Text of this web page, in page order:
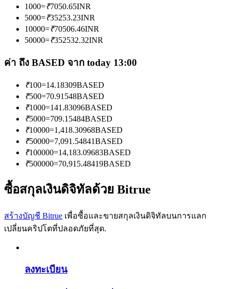
การวิเคราะห์ข้อมูลขนาดใหญ่ รวมถึงข้อมูลการค้า ฯลฯ
คู่มือเริ่มต้นฟิวเจอร์ส
1000=₹7050.65INR
5000=₹35253.23INR
10000=₹70506.46INR
50000=₹352532.32INR
ค่า ถึง BASED จาก today 13:00
₹100=14.18309BASED
₹500=70.91548BASED
₹1000=141.83096BASED
₹5000=709.15484BASED
₹10000=1,418.30968BASED
₹50000=7,091.54841BASED
₹100000=14,183.09683BASED
₹500000=70,915.48419BASED
ซื้อสกุลเงินดิจิทัลด้วย Bitrue
สร้างบัญชี Bitrue เพื่อซื้อและขายสกุลเงินดิจิทัลบนการแลก
เปลี่ยนคริปโตที่ปลอดภัยที่สุด.
ลงทะเบียน